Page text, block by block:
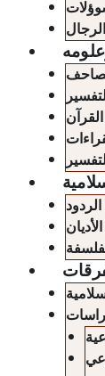
التفسير
الردود
الأديان